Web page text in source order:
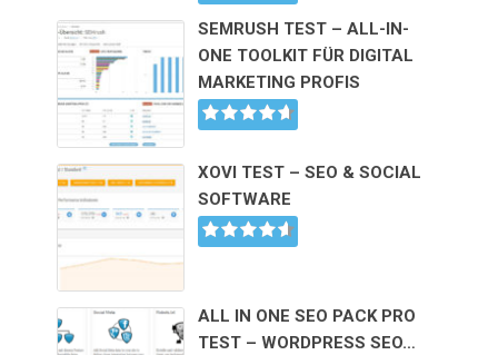
SEMRUSH TEST – ALL-IN-
ONE TOOLKIT FÜR DIGITAL
MARKETING PROFIS
XOVI TEST – SEO & SOCIAL
SOFTWARE
ALL IN ONE SEO PACK PRO
TEST – WORDPRESS SEO…